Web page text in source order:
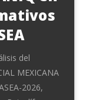
del
MEXICANA
2026,